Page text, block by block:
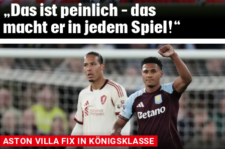
„Das ist peinlich – das
macht er in jedem Spiel!“
ASTON VILLA FIX IN KÖNIGSKLASSE